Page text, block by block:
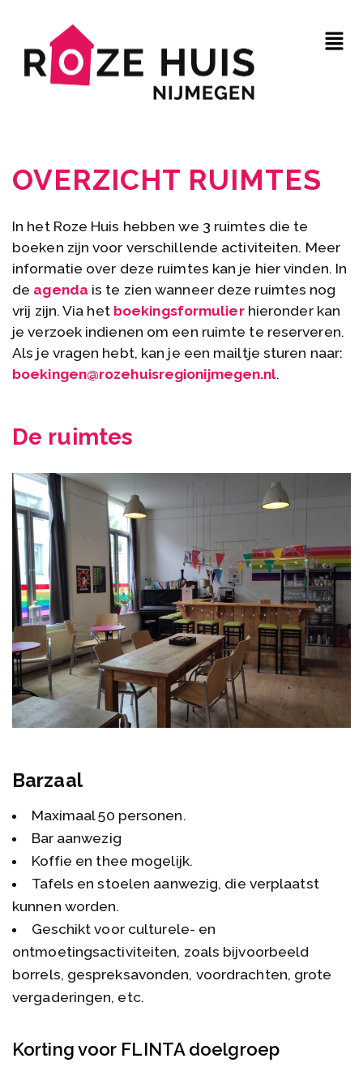
OVERZICHT RUIMTES
In het Roze Huis hebben we 3 ruimtes die te
boeken zijn voor verschillende activiteiten. Meer
informatie over deze ruimtes kan je hier vinden. In
de agenda is te zien wanneer deze ruimtes nog
vrij zijn. Via het boekingsformulierhieronder kan
je verzoek indienen om een ruimte te reserveren.
Als je vragen hebt, kan je een mailtje sturen naar:
boekingen@rozehuisregionijmegen.nl.
De ruimtes
Barzaal
Maximaal 50 personen.
Bar aanwezig
Koffie en thee mogelijk.
Tafels en stoelen aanwezig, die verplaatst
kunnen worden.
Geschikt voor culturele- en
ontmoetingsactiviteiten, zoals bijvoorbeeld
borrels, gespreksavonden, voordrachten, grote
vergaderingen, etc.
Korting voor FLINTA doelgroep